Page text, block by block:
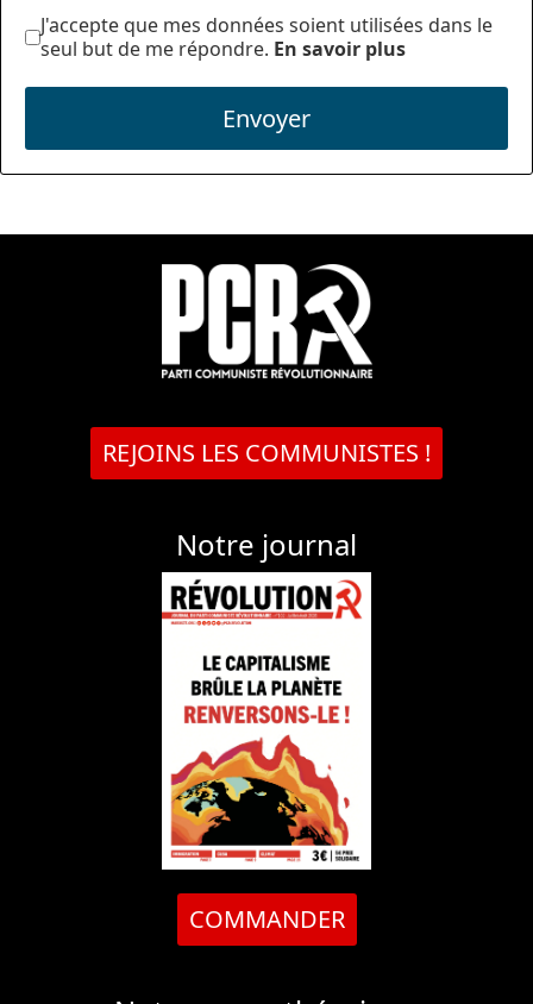
J'accepte que mes données soient utilisées dans le
seul but de me répondre. En savoir plus
Envoyer
REJOINS LES COMMUNISTES !
Notre journal
COMMANDER